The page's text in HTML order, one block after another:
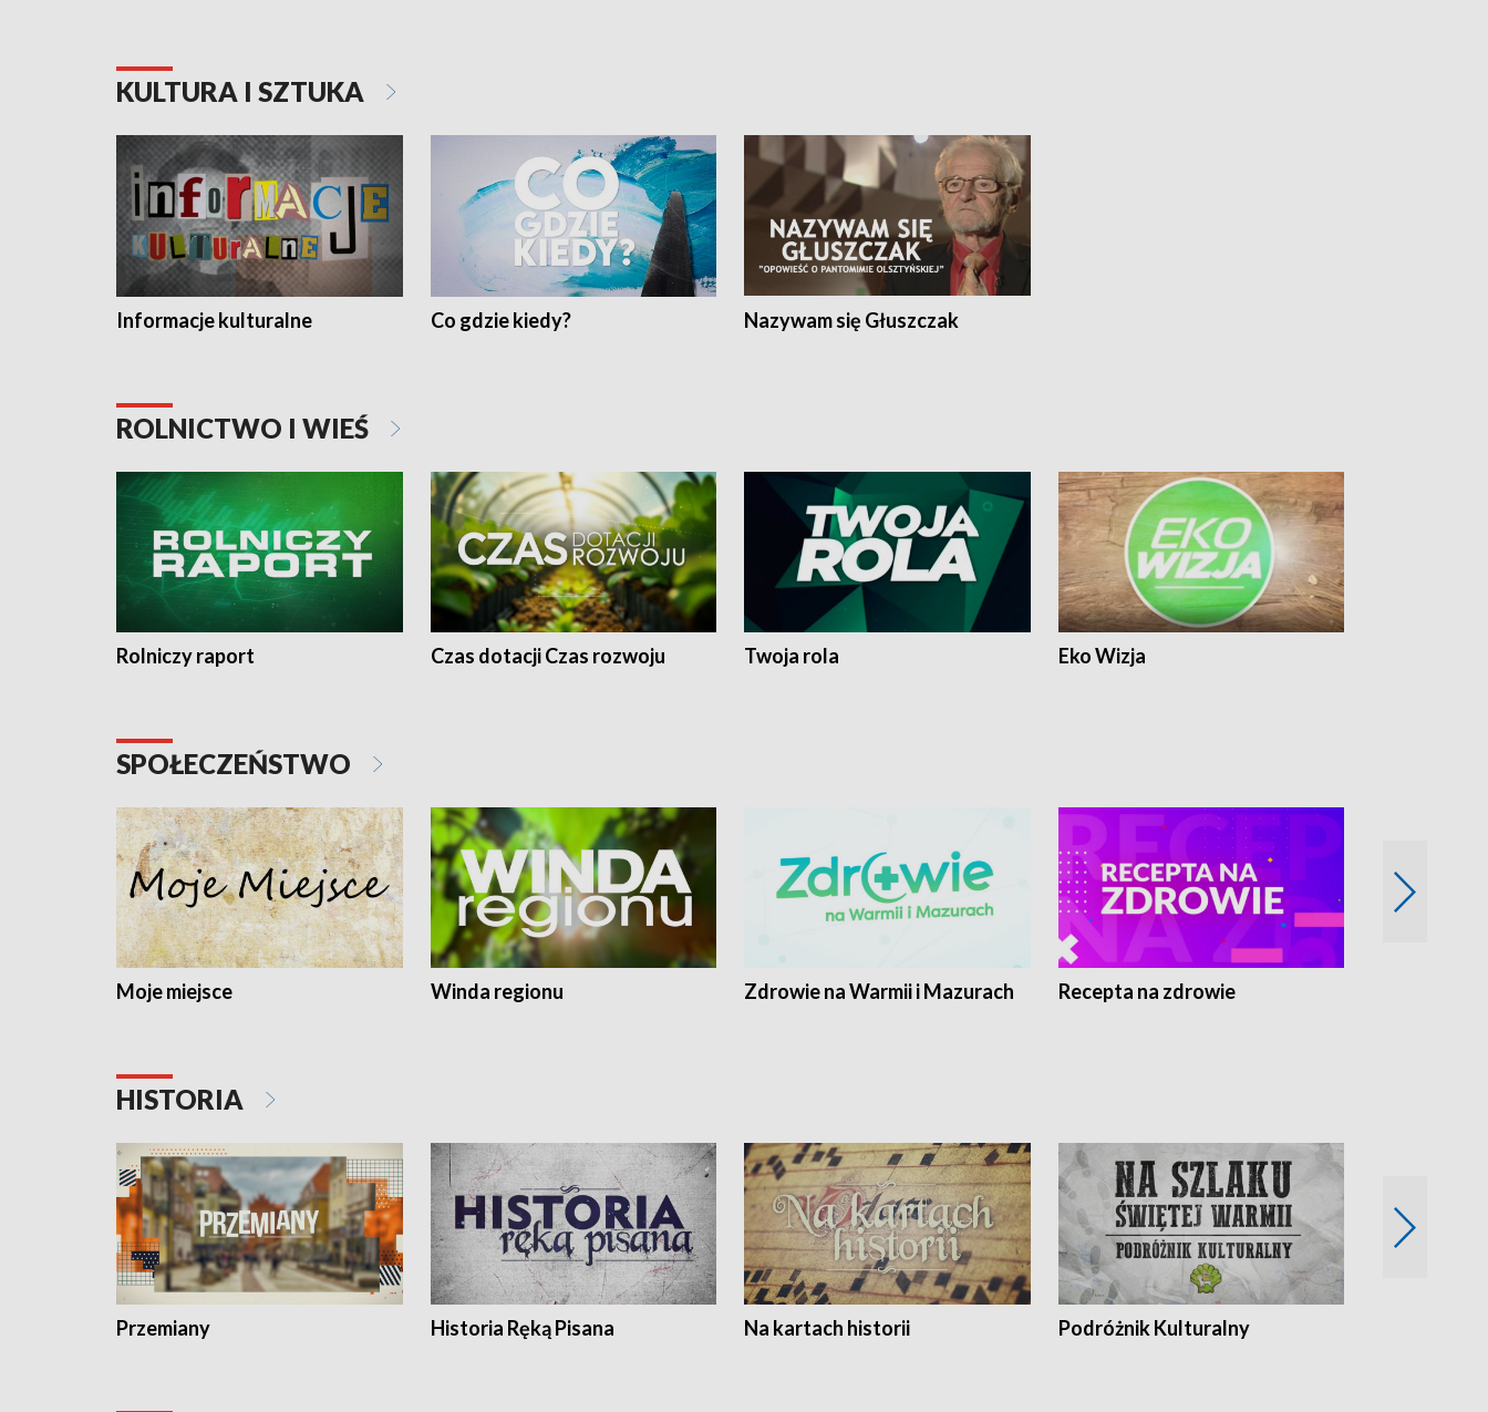
KULTURA I SZTUKA
Informacje kulturalne Co gdzie kiedy? Nazywam się Głuszczak
ROLNICTWO I WIEŚ
Rolniczy raport Czas dotacji Czas rozwoju Twoja rola Eko Wizja
SPOŁECZEŃSTWO
Moje miejsce Winda regionu Zdrowie na Warmii i Mazurach Recepta na zdrowie
HISTORIA
Przemiany Historia Ręką Pisana Na kartach historii Podróżnik Kulturalny